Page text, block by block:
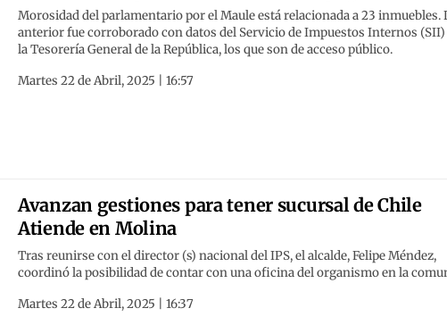
Morosidad del parlamentario por el Maule está relacionada a 23 inmuebles.
anterior fue corroborado con datos del Servicio de Impuestos Internos
la Tesorería General de la República, los que son de acceso público.
Martes 22 de Abril, 2025 | 16:57
Avanzan gestiones para tener sucursal de Chile
Atiende en Molina
Tras reunirse con el director (s) nacional del IPS, el alcalde, Felipe Méndez,
coordinó la posibilidad de contar con una oficina del organismo en la
Martes 22 de Abril, 2025 | 16:37